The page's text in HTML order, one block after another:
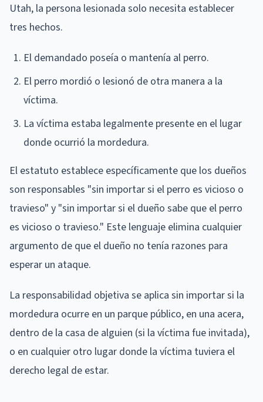
Utah, la persona lesionada solo necesita establecer
tres hechos.
El demandado poseía o mantenía al perro.
El perro mordió o lesionó de otra manera a la
víctima.
La víctima estaba legalmente presente en el lugar
donde ocurrió la mordedura.
El estatuto establece específicamente que los dueños
son responsables "sin importar si el perro es vicioso o
travieso" y "sin importar si el dueño sabe que el perro
es vicioso o travieso." Este lenguaje elimina cualquier
argumento de que el dueño no tenía razones para
esperar un ataque.
La responsabilidad objetiva se aplica sin importar si la
mordedura ocurre en un parque público, en una acera,
dentro de la casa de alguien (si la víctima fue invitada),
o en cualquier otro lugar donde la víctima tuviera el
derecho legal de estar.